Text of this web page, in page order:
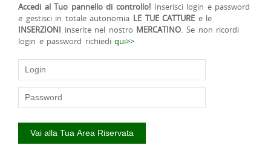
Accedi al Tuo pannello di controllo! Inserisci login e password
e gestisci in totale autonomia LE TUE CATTURE e le
INSERZIONI inserite nel nostro MERCATINO. Se non ricordi
login e password richiediqui>>